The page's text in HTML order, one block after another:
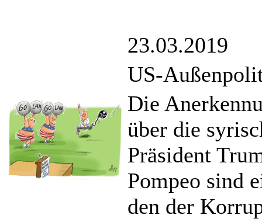
23.03.2019
US-
Die
über die
Präsident
Pompeo sind
den der